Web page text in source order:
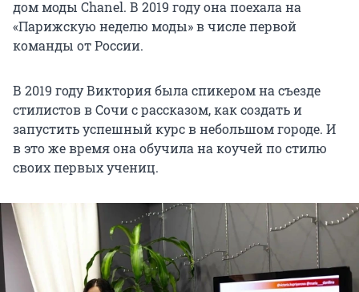
дом моды Chanel. В 2019 году она поехала на
«Парижскую неделю моды» в числе первой
команды от России.
В 2019 году Виктория была спикером на съезде
стилистов в Сочи с рассказом, как создать и
запустить успешный курс в небольшом городе. И
в это же время она обучила на коучей по стилю
своих первых учениц.